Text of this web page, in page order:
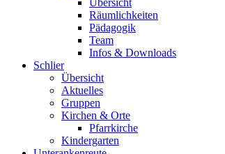
Übersicht
Räumlichkeiten
Pädagogik
Team
Infos & Downloads
Schlier
Übersicht
Aktuelles
Gruppen
Kirchen & Orte
Pfarrkirche
Kindergarten